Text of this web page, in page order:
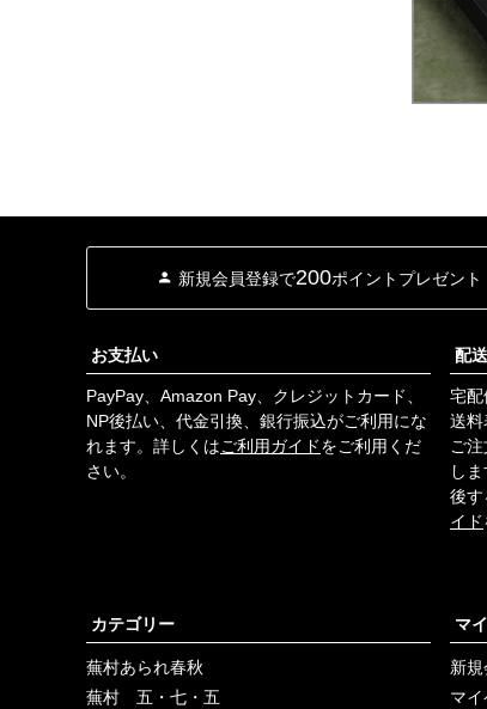
村庵の蕪村あられ春
秋 京都蕪村庵さん
のいつも楽しみにし
ている定番のアソー
な浜松市にある石松
餃子さんが経営する
て一度食べたいなあ
と思ってました。
色々な物を頂きあり
られ #フルーツケー
新規会員登録で200ポイントプレゼント
お支払い
PayPay、Amazon Pay、クレジットカード、
NP後払い、代金引換、銀行振込がご利用にな
れます。詳しくはご利用ガイドをご利用くだ
さい。
配
宅
送料
ご
し
後す
イド
カテゴリー
蕪村あられ春秋
蕪村 五・七・五
マ
新
マ